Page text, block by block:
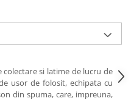
si latime de lucru de
usor de folosit, echipata cu
din spuma, care, impreuna,